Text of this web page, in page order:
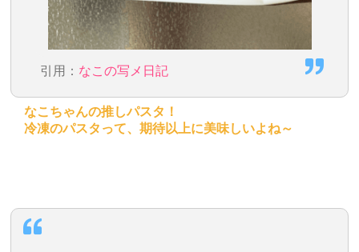
引用： なこの写メ日記
なこちゃんの推しパスタ！
冷凍のパスタって、期待以上に美味しいよね～